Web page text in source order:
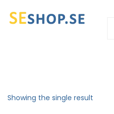
Showing the single result